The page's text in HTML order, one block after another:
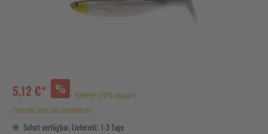
5,12 €* % 6,40 €* (20% gespart)
Preise inkl. MwSt. zzgl. Versandkosten
Sofort verfügbar, Lieferzeit: 1-3 Tage